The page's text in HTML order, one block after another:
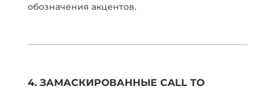
обозначения акцентов.
4. ЗАМАСКИРОВАННЫЕ CALL TO